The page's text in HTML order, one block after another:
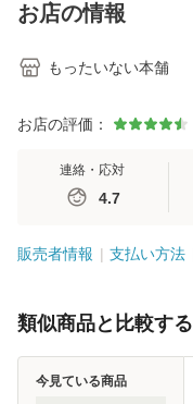
お店の情報
もったいない本舗
お店の評価：
連絡・応対
4.7
販売者情報 支払い方法
類似商品と比較する
今見ている商品